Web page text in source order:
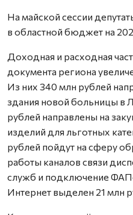
На майской сессии
в областной бюджет на
Доходная и расходная
документа региона
Из них 340 млн рублей
здания новой больницы в
рублей направлены на
изделий для льготных
рублей пойдут на сферу
работы каналов связи
служб и подключение
Интернет выделен 21 млн